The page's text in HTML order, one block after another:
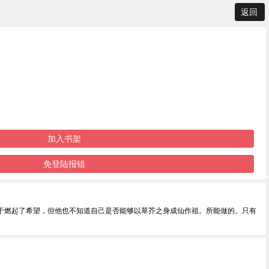
返回
加入书架
免登陆报错
起了希望，但他也不知道自己是否能够以草芥之身成仙作祖。所能做的。只有